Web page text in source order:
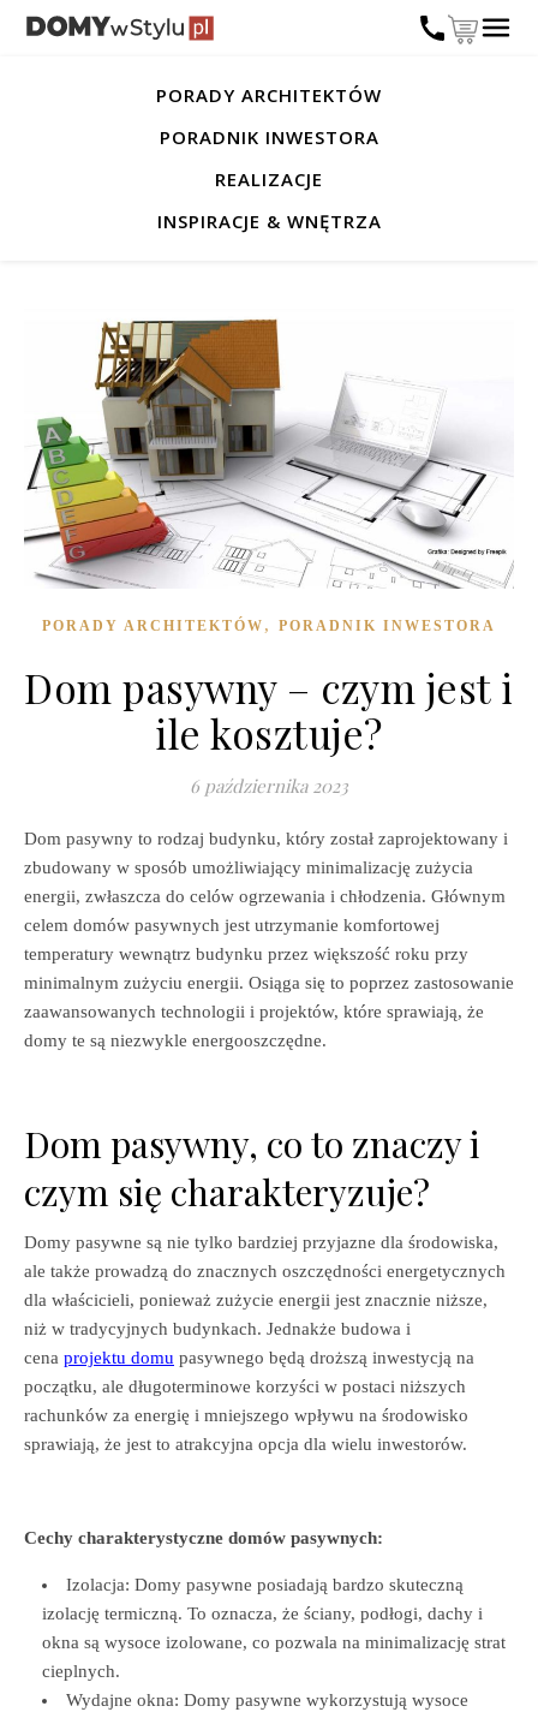
PORADY ARCHITEKTÓW
PORADNIK INWESTORA
REALIZACJE
INSPIRACJE & WNĘTRZA
PORADY ARCHITEKTÓW , PORADNIK INWESTORA
Dom pasywny – czym jest i
ile kosztuje?
6 października 2023
Dom pasywny to rodzaj budynku, który został zaprojektowany i
zbudowany w sposób umożliwiający minimalizację zużycia
energii, zwłaszcza do celów ogrzewania i chłodzenia. Głównym
celem domów pasywnych jest utrzymanie komfortowej
temperatury wewnątrz budynku przez większość roku przy
minimalnym zużyciu energii. Osiąga się to poprzez zastosowanie
zaawansowanych technologii i projektów, które sprawiają, że
domy te są niezwykle energooszczędne.
Dom pasywny, co to znaczy i
czym się charakteryzuje?
Domy pasywne są nie tylko bardziej przyjazne dla środowiska,
ale także prowadzą do znacznych oszczędności energetycznych
dla właścicieli, ponieważ zużycie energii jest znacznie niższe,
niż w tradycyjnych budynkach. Jednakże budowa i
cena projektu domu pasywnego będą droższą inwestycją na
początku, ale długoterminowe korzyści w postaci niższych
rachunków za energię i mniejszego wpływu na środowisko
sprawiają, że jest to atrakcyjna opcja dla wielu inwestorów.
Cechy charakterystyczne domów pasywnych:
Izolacja: Domy pasywne posiadają bardzo skuteczną
izolację termiczną. To oznacza, że ściany, podłogi, dachy i
okna są wysoce izolowane, co pozwala na minimalizację strat
cieplnych.
Wydajne okna: Domy pasywne wykorzystują wysoce